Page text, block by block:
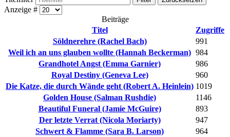
Anzeige #
Beiträge
Titel
Zugriffe
Söldnerehre (Rachel Bach)
991
Weil ich an uns glauben wollte (Hannah Beckerman) 984
Grandhotel Angst (Emma Garnier)
986
Royal Destiny (Geneva Lee)
960
Die Katze, die durch Wände geht (Robert A. Heinlein) 1019
Golden House (Salman Rushdie)
1146
Beautiful Funeral (Jamie McGuire)
893
Der letzte Verrat (Nicola Moriarty)
947
Schwert & Flamme (Sara B. Larson)
964